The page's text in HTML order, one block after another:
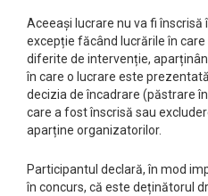
Aceeași lucrare nu va fi înscrisă
excepție făcând lucrările în
diferite de intervenție,
în care o lucrare este
decizia de încadrare (păstrare
care a fost înscrisă sau
aparține organizatorilor.
Participantul declară, în mod
în concurs, că este deținătorul